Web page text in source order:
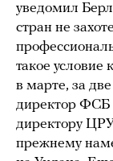
уведомил
стран не
такое
в марте, за
директор ФСБ
директору
прежнему